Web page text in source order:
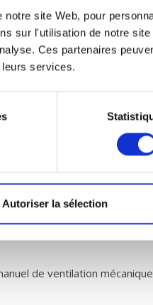
site Web, pour
sur l'utilisation de notre
Ces partenaires
services.
Autoriser la sélection
de chaleur
ComfoD 300 vous-
normes prescrites EN779
prescrit par la norme.
de ventilation